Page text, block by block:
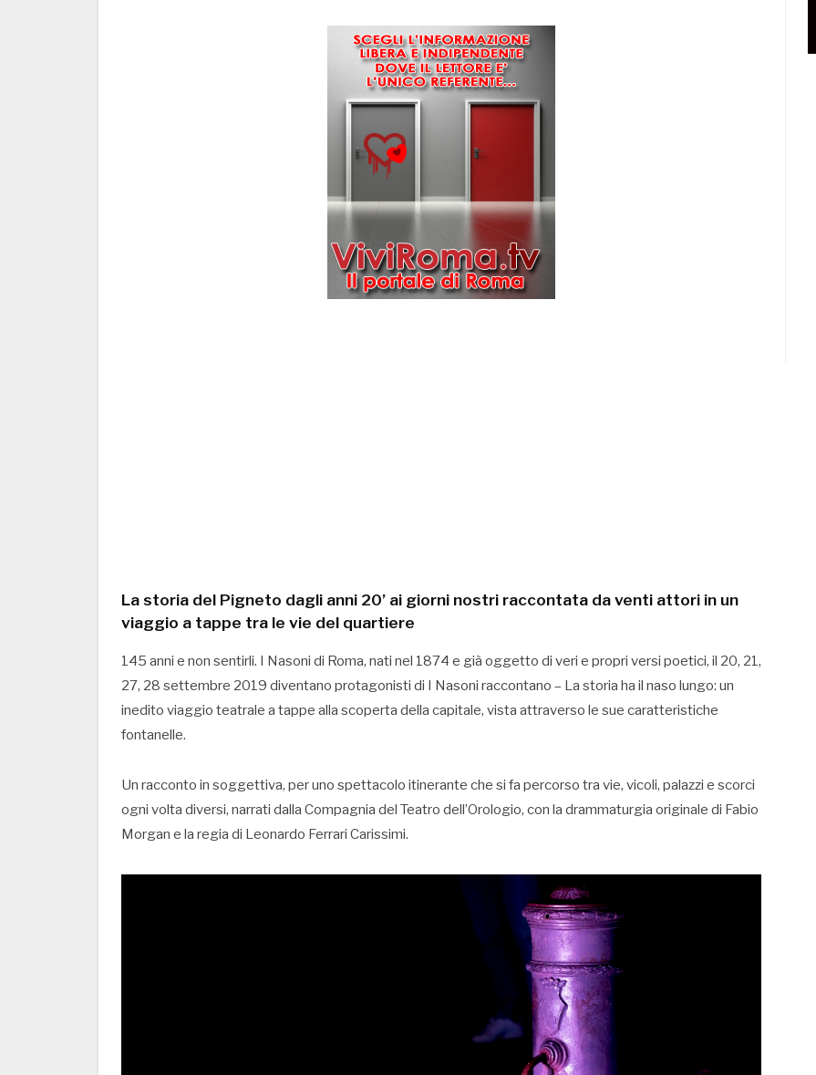
La storia del Pigneto dagli anni 20’ ai giorni nostri raccontata da venti attori in un
viaggio a tappe tra le vie del quartiere
145 anni e non sentirli. I Nasoni di Roma, nati nel 1874 e già oggetto di veri e propri versi poetici, il 20, 21,
27, 28 settembre 2019 diventano protagonisti di I Nasoni raccontano – La storia ha il naso lungo: un
inedito viaggio teatrale a tappe alla scoperta della capitale, vista attraverso le sue caratteristiche
fontanelle.
Un racconto in soggettiva, per uno spettacolo itinerante che si fa percorso tra vie, vicoli, palazzi e scorci
ogni volta diversi, narrati dalla Compagnia del Teatro dell’Orologio, con la drammaturgia originale di Fabio
Morgan e la regia di Leonardo Ferrari Carissimi.